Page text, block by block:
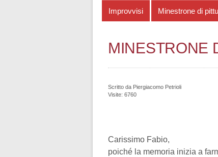
Improvvisi Minestrone di
MINESTRONE
Scritto da Piergiacomo Petrioli
Visite: 6760
Carissimo Fabio,
poiché la memoria inizia a